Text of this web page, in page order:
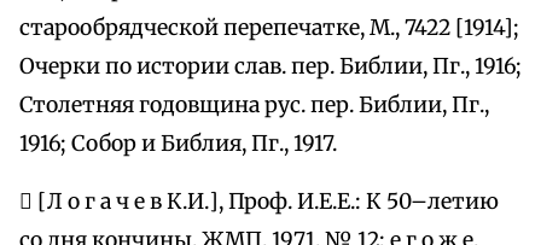
старообрядческой перепечатке, М., 7422 [1914];
Очерки по истории слав. пер. Библии, Пг., 1916;
Столетняя годовщина рус. пер. Библии, Пг.,
1916; Собор и Библия, Пг., 1917.
 [Л о г а ч е в К.И.], Проф. И.Е.Е.: К 50–летию